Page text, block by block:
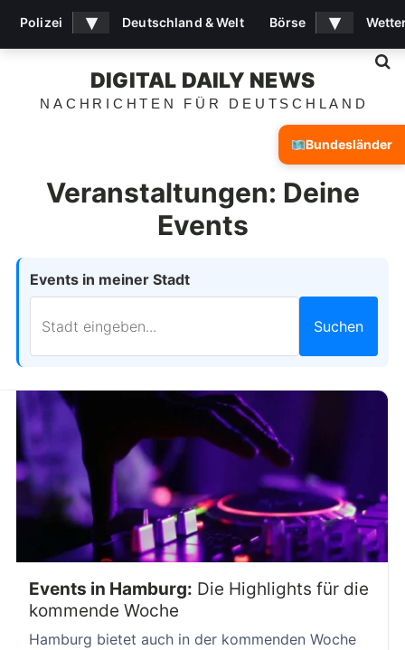
DIGITAL DAILY NEWS
NACHRICHTEN FÜR DEUTSCHLAND
Veranstaltungen: Deine
Events
Events in meiner Stadt
Suchen
Events in Hamburg: Die Highlights für die
kommende Woche
Hamburg bietet auch in der kommenden Woche
Polizei ▾ Deutschland & Welt Börse ▾
Bundesländer